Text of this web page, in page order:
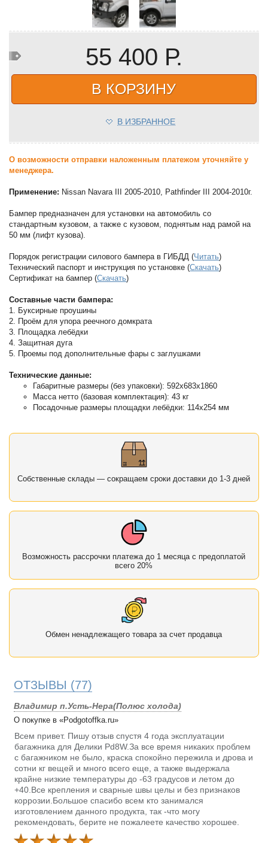
55 400 Р.
В КОРЗИНУ
В ИЗБРАННОЕ
О возможности отправки наложенным платежом уточняйте у
менеджера.
Применение: Nissan Navara III 2005-2010, Pathfinder III 2004-2010г.
Бампер предназначен для установки на автомобиль со
стандартным кузовом, а также с кузовом, поднятым над рамой на
50 мм (лифт кузова).
Порядок регистрации силового бампера в ГИБДД (Читать)
Технический паспорт и инструкция по установке (Скачать)
Сертификат на бампер (Скачать)
Составные части бампера:
1. Буксирные проушины
2. Проём для упора реечного домкрата
3. Площадка лебёдки
4. Защитная дуга
5. Проемы под дополнительные фары с заглушками
Технические данные:
Габаритные размеры (без упаковки): 592х683х1860
Масса нетто (базовая комплектация): 43 кг
Посадочные размеры площадки лебёдки: 114х254 мм
Собственные склады — сокращаем сроки доставки до 1-3 дней
Возможность рассрочки платежа до 1 месяца с предоплатой
всего 20%
Обмен ненадлежащего товара за счет продавца
ОТЗЫВЫ (77)
Владимир п.Усть-Нера(Полюс холода)
О покупке в «Podgotoffka.ru»
Всем привет. Пишу отзыв спустя 4 года эксплуатации
багажника для Делики Pd8W.За все время никаких проблем
с багажником не было, краска спокойно пережила и дрова и
сотни кг вещей и много всего еще, а также выдержала
крайне низкие температуры до -63 градусов и летом до
+40.Все крепления и сварные швы целы и без признаков
коррозии.Большое спасибо всем кто занимался
изготовлением данного продукта, так -что могу
рекомендовать, берите не пожалеете качество хорошее.